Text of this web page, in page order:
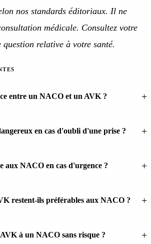
nos standards éditoriaux. Il ne
médicale. Consultez votre
question relative à votre santé.
entre un NACO et un AVK ?
en cas d'oubli d'une prise ?
aux NACO en cas d'urgence ?
restent-ils préférables aux NACO ?
à un NACO sans risque ?